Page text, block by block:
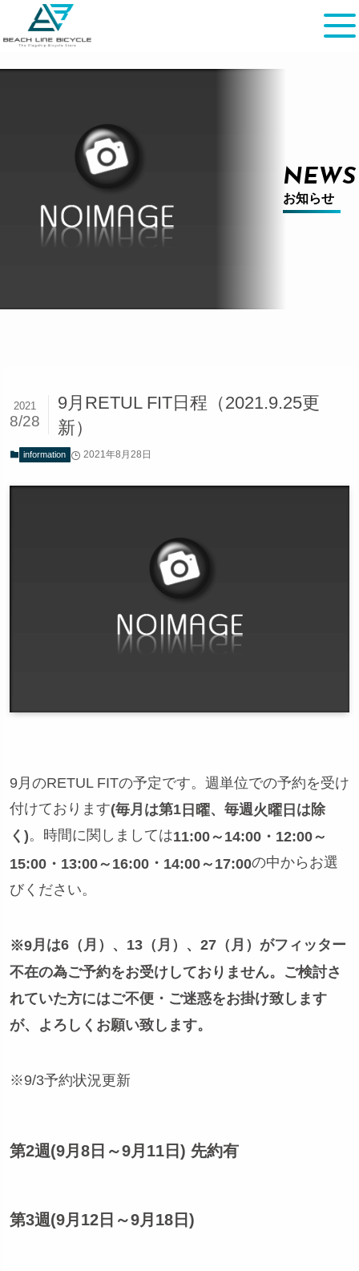
NEWS
お知らせ
9月RETUL FIT日程（2021.9.25更
新）
2021
8/28
information 2021年8月28日
9月のRETUL FITの予定です。週単位での予約を受け
付けております(毎月は第1日曜、毎週火曜日 は除
く)。時間に関しましては11:00～14:00・12:00～
15:00・ 13:00～16:00・ 14:00～17:00の中からお選
びください。
※9月は6（月）、13（月）、27（月）がフィッター
不在の為ご予約をお受けしておりません。ご検討さ
れていた方にはご不便・ご迷惑をお掛け致します
が、よろしくお願い致します。
※9/3予約状況更新
第2週(9月8日～9月11日) 先約有
第3週(9月12日～9月18日)